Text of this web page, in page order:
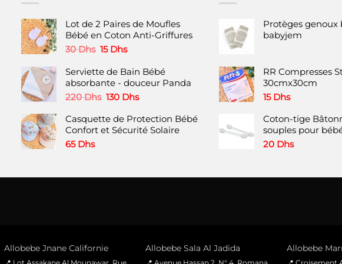
options
peuvent
sur
la
produit
Lot de 2 Paires de Moufles
Bébé en Coton Anti-Griffures
30Dhs Le
initial
était :
30 Dhs.
15 DhsLe
actuel
est :
15 Dhs.
Serviette de Bain Bébé
absorbante - douceur Panda
220Dhs Le
initial
était :
130 DhsLe
actuel
est :
Casquette de Protection Bébé
Confort et Sécurité Solaire
65 Dhs
Protèges genoux
babyjem
RR Compresses
30cmx30cm
15 Dhs
Coton-tige
souples pour
20 Dhs
Allobebe Jnane Californie Allobebe Sala Al Jadida Allobebe